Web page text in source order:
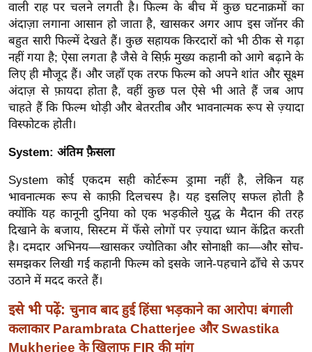
श्ले
ष
ण
स
म
सा
म
क
मा
तृ
भू
मि
स्तं
भ
म
.
वाली राह पर चलने लगती है। फिल्म के बीच में कुछ घटनाक्रमों का
अंदाज़ा लगाना आसान हो जाता है, खासकर अगर आप इस जॉनर की
बहुत सारी फिल्में देखते हैं। कुछ सहायक किरदारों को भी ठीक से गढ़ा
नहीं गया है; ऐसा लगता है जैसे वे सिर्फ़ मुख्य कहानी को आगे बढ़ाने के
लिए ही मौजूद हैं। और जहाँ एक तरफ फिल्म को अपने शांत और सूक्ष्म
अंदाज़ से फ़ायदा होता है, वहीं कुछ पल ऐसे भी आते हैं जब आप
चाहते हैं कि फिल्म थोड़ी और बेतरतीब और भावनात्मक रूप से ज़्यादा
विस्फोटक होती।
System: अंतिम फ़ैसला
System कोई एकदम सही कोर्टरूम ड्रामा नहीं है, लेकिन यह
भावनात्मक रूप से काफ़ी दिलचस्प है। यह इसलिए सफल होती है
क्योंकि यह कानूनी दुनिया को एक भड़कीले युद्ध के मैदान की तरह
दिखाने के बजाय, सिस्टम में फँसे लोगों पर ज़्यादा ध्यान केंद्रित करती
है। दमदार अभिनय—खासकर ज्योतिका और सोनाक्षी का—और सोच-
समझकर लिखी गई कहानी फिल्म को इसके जाने-पहचाने ढाँचे से ऊपर
उठाने में मदद करते हैं।
इसे भी पढ़ें: चुनाव बाद हुई हिंसा भड़काने का आरोप! बंगाली
कलाकार Parambrata Chatterjee और Swastika
Mukherjee के खिलाफ FIR की मांग